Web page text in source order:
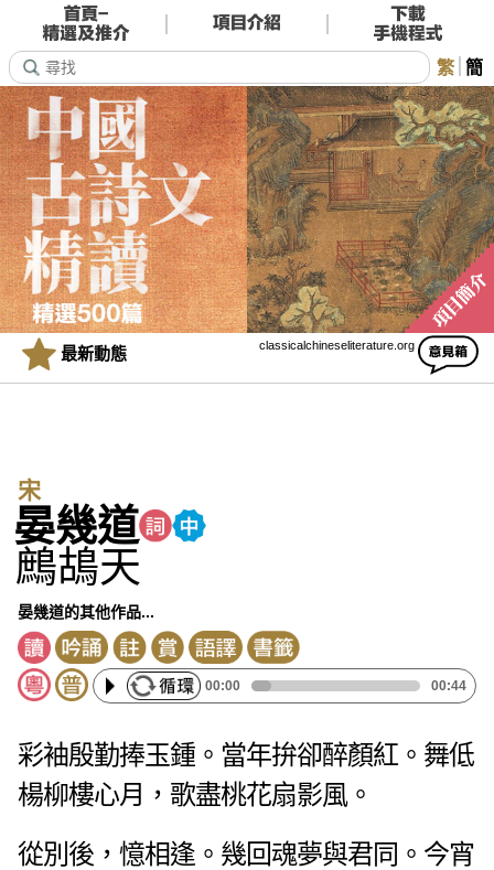
繁 簡
classicalchineseliterature.org
最新動態
宋
晏幾道
鷓鴣天
晏幾道的其他作品...
00:00 00:44
彩袖殷勤捧玉鍾。當年拚卻醉顏紅。舞低
楊柳樓心月，歌盡桃花扇影風。
從別後，憶相逢。幾回魂夢與君同。今宵